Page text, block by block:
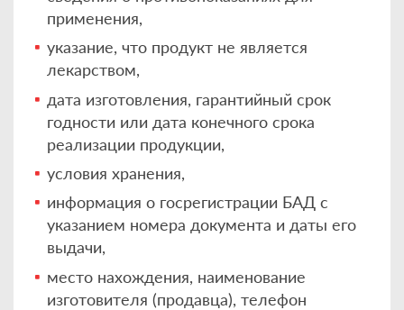
применения,
указание, что продукт не является
лекарством,
дата изготовления, гарантийный срок
годности или дата конечного срока
реализации продукции,
условия хранения,
информация о госрегистрации БАД с
указанием номера документа и даты его
выдачи,
место нахождения, наименование
изготовителя (продавца), телефон